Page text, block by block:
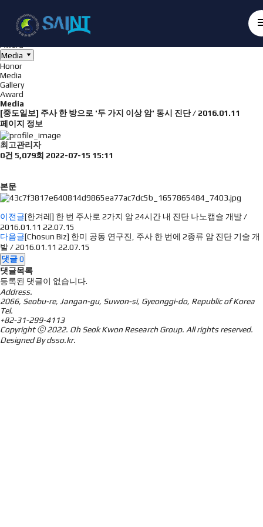
Honor
Media
Gallery
Media
Honor
Media
Gallery
Award
Media
[중도일보] 주사 한 방으로 '두 가지 이상 암' 동시 진단 / 2016.01.11
페이지 정보
최고관리자
0건 5,079회 2022-07-15 15:11
본문
이전글[한겨레] 한 번 주사로 2가지 암 24시간 내 진단 나노캡슐 개발 /
2016.01.11 22.07.15
다음글[Chosun Biz] 한미 공동 연구진, 주사 한 번에 2종류 암 진단 기술 개
발 / 2016.01.11 22.07.15
댓글0
댓글목록
등록된 댓글이 없습니다.
Address.
2066, Seobu-re, Jangan-gu, Suwon-si, Gyeonggi-do, Republic of Korea
Tel.
+82-31-299-4113
Copyright ⓒ 2022. Oh Seok Kwon Research Group. All rights reserved.
Designed Bydsso.kr.